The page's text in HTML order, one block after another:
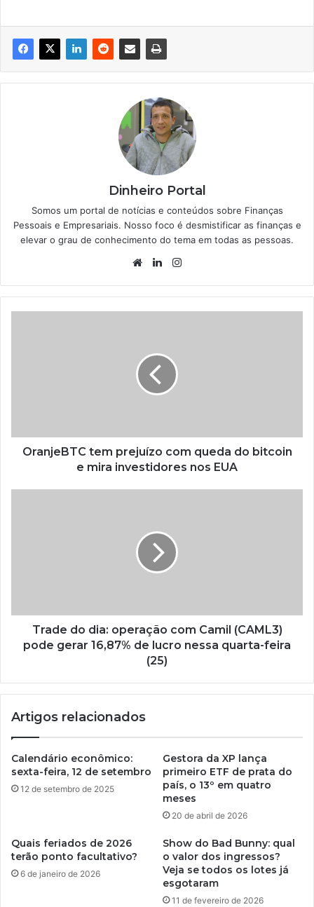
Dinheiro Portal
Somos um portal de notícias e conteúdos sobre Finanças
Pessoais e Empresariais. Nosso foco é desmistificar as finanças e
elevar o grau de conhecimento do tema em todas as pessoas.
WebsiteLinkedin
OranjeBTC tem prejuízo com queda do bitcoin
e mira investidores nos EUA
Trade do dia: operação com Camil (CAML3)
pode gerar 16,87% de lucro nessa quarta-feira
(25)
Artigos relacionados
Calendário econômico:
sexta-feira, 12 de setembro
12 de setembro de 2025
Gestora da XP lança
primeiro ETF de prata do
país, o 13º em quatro
meses
20 de abril de 2026
Quais feriados de 2026
terão ponto facultativo?
6 de janeiro de 2026
Show do Bad Bunny: qual
o valor dos ingressos?
Veja se todos os lotes já
esgotaram
11 de fevereiro de 2026